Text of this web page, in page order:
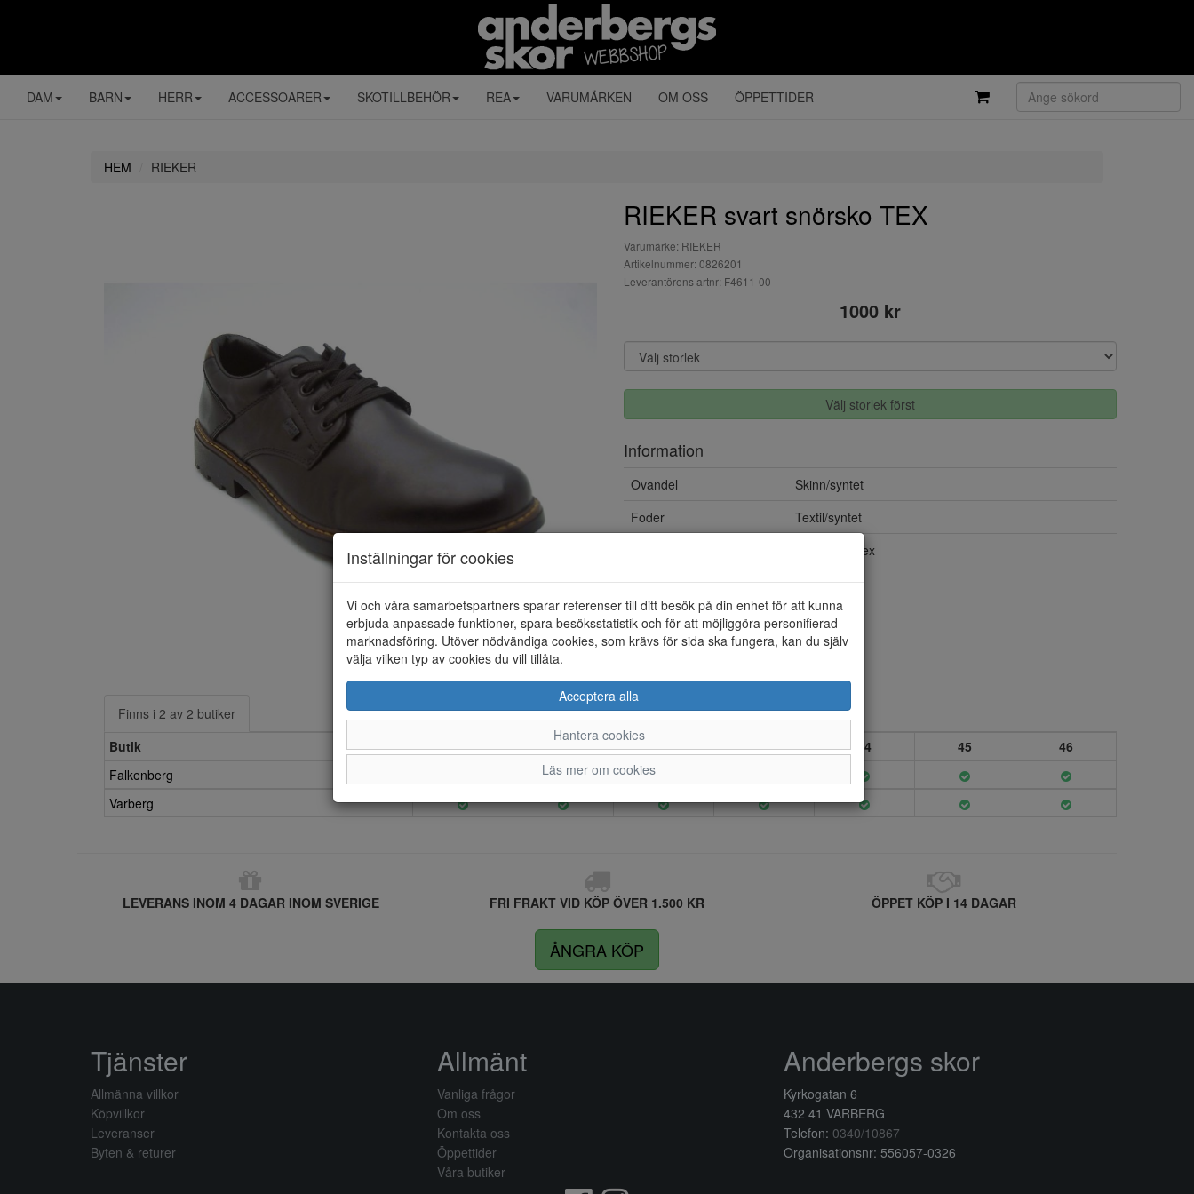
DAM BARN HERR ACCESSOARER SKOTILLBEHÖR REA VARUMÄRKEN OM OSS ÖPPETTIDER
HEM RIEKER
RIEKER svart snörsko TEX
Varumärke: RIEKER
Artikelnummer: 0826201
Leverantörens artnr: F4611-00
1000 kr
Välj storlek först
Information
Ovandel
Skinn/syntet
Foder
Textil/syntet
Ja, Rieker-Tex
Finns i 2 av 2 butiker
Butik
40 41 42 43 44 45
46
Falkenberg
Varberg
LEVERANS INOM 4 DAGAR INOM SVERIGE FRI FRAKT VID KÖP ÖVER 1.500 KR ÖPPET KÖP I 14 DAGAR
ÅNGRA KÖP
Inställningar för cookies
Vi och våra samarbetspartners sparar referenser till ditt besök på din enhet för att kunna
erbjuda anpassade funktioner, spara besöksstatistik och för att möjliggöra personifierad
marknadsföring. Utöver nödvändiga cookies, som krävs för sida ska fungera, kan du själv
välja vilken typ av cookies du vill tillåta.
Acceptera alla
Hantera cookies
Läs mer om cookies
Tjänster
Allmänna villkor
Köpvillkor
Leveranser
Byten & returer
Allmänt
Vanliga frågor
Om oss
Kontakta oss
Öppettider
Våra butiker
Anderbergs skor
Kyrkogatan 6
432 41 VARBERG
Telefon: 0340/10867
Organisationsnr: 556057-0326